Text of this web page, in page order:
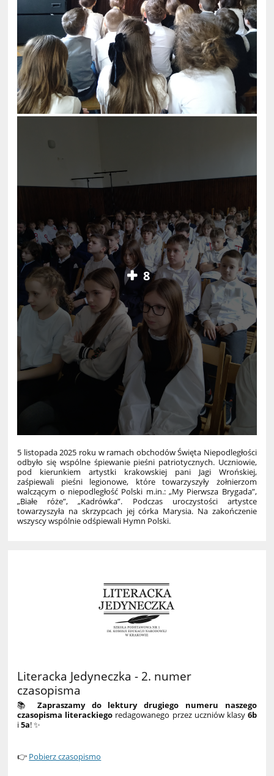
8
5 listopada 2025 roku w ramach obchodów Święta Niepodległości
odbyło się wspólne śpiewanie pieśni patriotycznych. Uczniowie,
pod kierunkiem artystki krakowskiej pani Jagi Wrońskiej,
zaśpiewali pieśni legionowe, które towarzyszyły żołnierzom
walczącym o niepodległość Polski m.in.: „My Pierwsza Brygada”,
„Białe róże”, „Kadrówka”. Podczas uroczystości artystce
towarzyszyła na skrzypcach jej córka Marysia. Na zakończenie
wszyscy wspólnie odśpiewali Hymn Polski.
Literacka Jedyneczka - 2. numer
czasopisma
📚 Zapraszamy do lektury drugiego numeru naszego
czasopisma literackiego redagowanego przez uczniów klasy 6b
i5a! ✨
👉 Pobierz czasopismo